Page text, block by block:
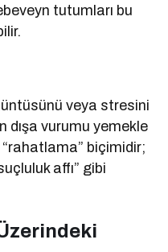
tutumları bu
veya stresini
dışa vurumu yemekle
“rahatlama” biçimidir;
affı” gibi